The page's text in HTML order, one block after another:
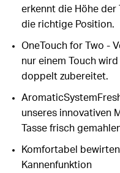
erkennt die Höhe der
die richtige Position.
OneTouch for Two -
nur einem Touch
doppelt zubereitet.
unseres innovativen
Tasse frisch
Komfortabel
Kannenfunktion